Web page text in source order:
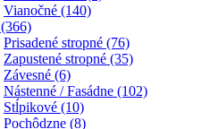
Vianočné (140)
(366)
Prisadené stropné (76)
Zapustené stropné (35)
Závesné (6)
Nástenné / Fasádne (102)
Stĺpikové (10)
Pochôdzne (8)